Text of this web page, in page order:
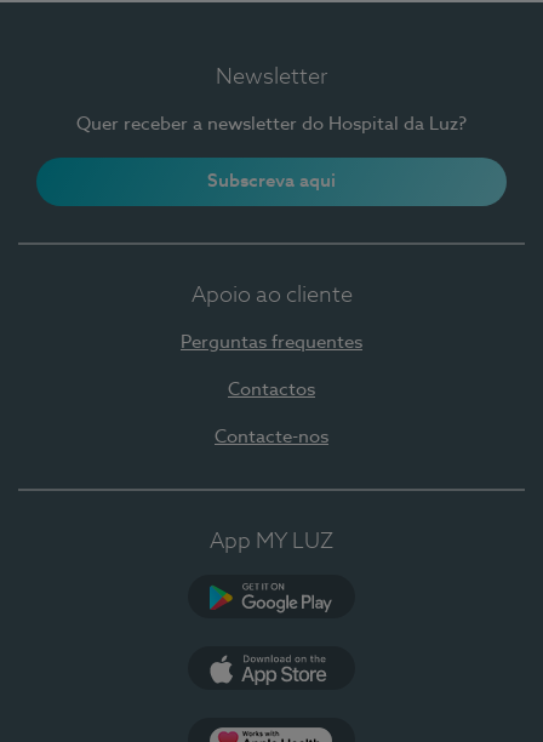
Newsletter
Quer receber a newsletter do Hospital da Luz?
Subscreva aqui
Apoio ao cliente
Perguntas frequentes
Contactos
Contacte-nos
App MY LUZ